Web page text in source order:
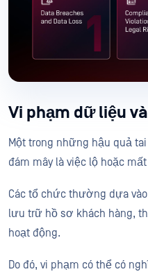
Vi phạm dữ liệu
Một trong những hậu quả
đám mây là việc lộ hoặc
Các tổ chức thường dựa
lưu trữ hồ sơ khách hàng,
hoạt động.
Do đó, vi phạm có thể có